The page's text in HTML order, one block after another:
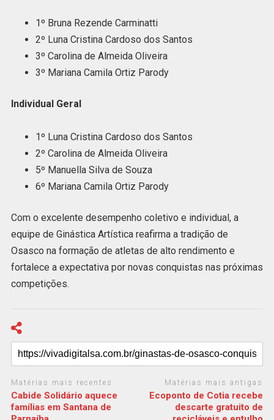
1º Bruna Rezende Carminatti
2º Luna Cristina Cardoso dos Santos
3º Carolina de Almeida Oliveira
3º Mariana Camila Ortiz Parody
Individual Geral
1º Luna Cristina Cardoso dos Santos
2º Carolina de Almeida Oliveira
5º Manuella Silva de Souza
6º Mariana Camila Ortiz Parody
Com o excelente desempenho coletivo e individual, a
equipe de Ginástica Artística reafirma a tradição de
Osasco na formação de atletas de alto rendimento e
fortalece a expectativa por novas conquistas nas próximas
competições.
Matérias mais recentes
Cabide Solidário aquece
famílias em Santana de
Matérias mais antigas
Ecoponto de Cotia recebe
descarte gratuito de